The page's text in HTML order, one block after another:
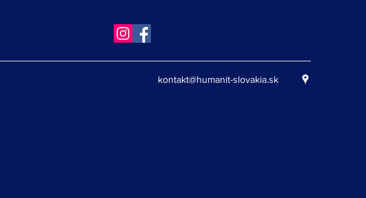
kontakt@humanit-slovakia.sk